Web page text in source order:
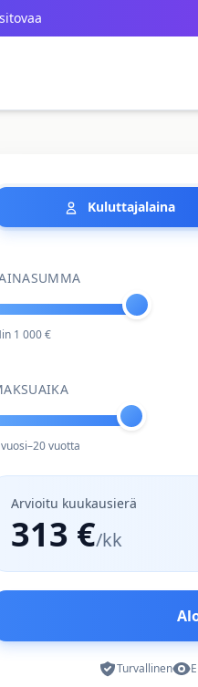
Kuluttajalaina
1 000 €
–20 vuotta
Arvioitu kuukausierä
313 €/kk
Turvallinen